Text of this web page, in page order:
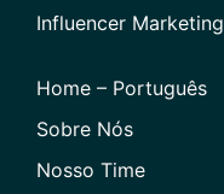
Influencer Marketing
Home – Português
Sobre Nós
Nosso Time